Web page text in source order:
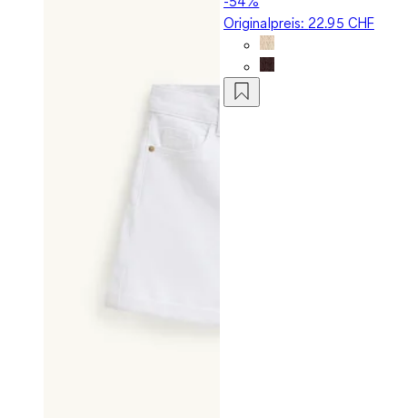
Originalpreis: 22.95 CHF